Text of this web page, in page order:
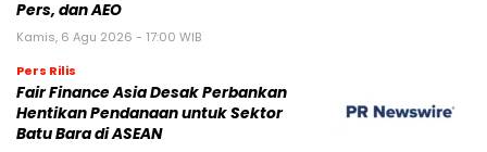
Pers, dan AEO
Kamis, 6 Agu 2026 - 17:00 WIB
Pers Rilis
Fair Finance Asia Desak Perbankan
Hentikan Pendanaan untuk Sektor
Batu Bara di ASEAN